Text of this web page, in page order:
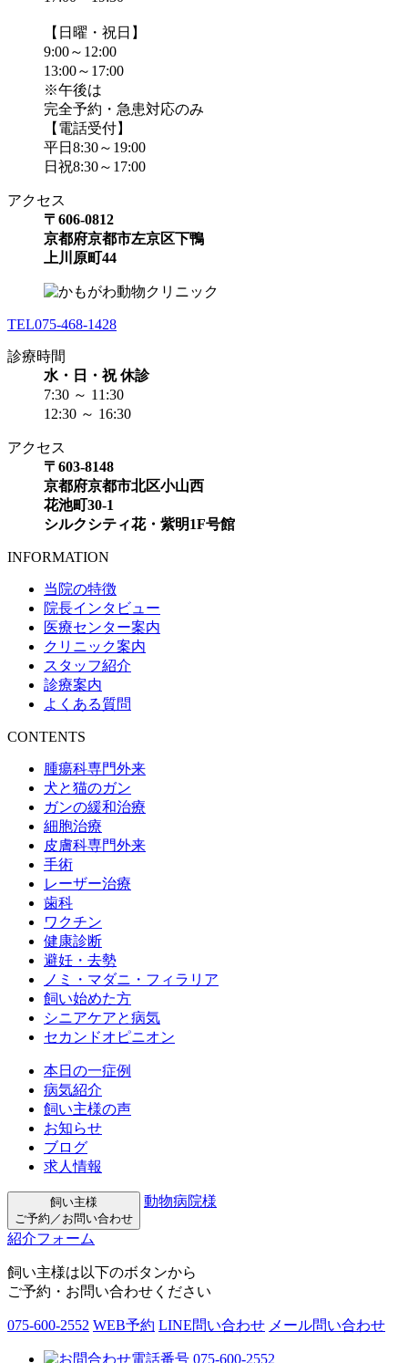
【日曜・祝日】
9:00～12:00
13:00～17:00
※午後は
完全予約・急患対応のみ
【電話受付】
平日8:30～19:00
日祝8:30～17:00
アクセス
〒606-0812
京都府京都市左京区下鴨
上川原町44
TEL075-468-1428
診療時間
水・日・祝 休診
7:30 ～ 11:30
12:30 ～ 16:30
アクセス
〒603-8148
京都府京都市北区小山西
花池町30-1
シルクシティ花・紫明1F号館
INFORMATION
当院の特徴
院長インタビュー
医療センター案内
クリニック案内
スタッフ紹介
診療案内
よくある質問
CONTENTS
腫瘍科専門外来
犬と猫のガン
ガンの緩和治療
細胞治療
皮膚科専門外来
手術
レーザー治療
歯科
ワクチン
健康診断
避妊・去勢
ノミ・マダニ・フィラリア
飼い始めた方
シニアケアと病気
セカンドオピニオン
本日の一症例
病気紹介
飼い主様の声
お知らせ
ブログ
求人情報
飼い主様
ご予約／お問い合わせ
動物病院様
紹介フォーム
飼い主様は以下のボタンから
ご予約・お問い合わせください
075-600-2552 WEB予約 LINE問い合わせ メール問い合わせ